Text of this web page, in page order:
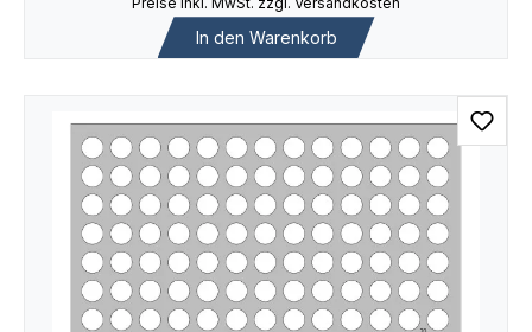
In den Warenkorb